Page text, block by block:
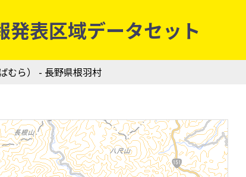
表区域データセット
むら） - 長野県根羽村